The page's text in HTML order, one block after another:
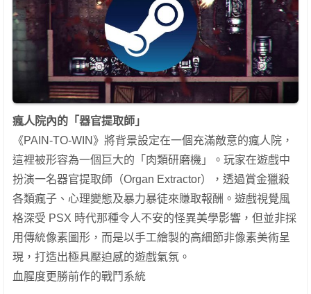
瘋人院內的「器官提取師」
《PAIN-TO-WIN》將背景設定在一個充滿敵意的瘋人院，
這裡被形容為一個巨大的「肉類研磨機」。玩家在遊戲中
扮演一名器官提取師（Organ Extractor），透過賞金獵殺
各類瘋子、心理變態及暴力暴徒來賺取報酬。遊戲視覺風
格深受 PSX 時代那種令人不安的怪異美學影響，但並非採
用傳統像素圖形，而是以手工繪製的高細節非像素美術呈
現，打造出極具壓迫感的遊戲氣氛。
血腥度更勝前作的戰鬥系統